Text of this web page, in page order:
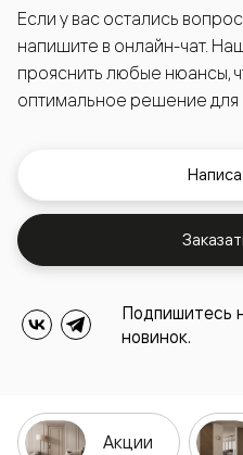
Если у вас остались
напишите в онлайн-чат.
прояснить любые нюансы,
оптимальное решение для
Подпишитесь
новинок.
Акции